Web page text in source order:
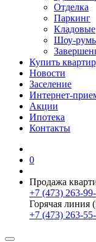
Отделка
Паркинг
Кладовые
Шоу-
Купить
Новости
Заселение
Интернет-
Акции
Ипотека
Контакты
0
Продажа
+7 (473) 263-
Горячая линия
+7 (473) 263-55-